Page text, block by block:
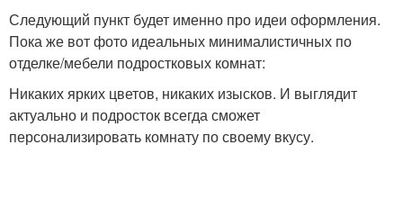
Следующий пункт будет именно про идеи оформления.
Пока же вот фото идеальных минималистичных по
отделке/мебели подростковых комнат:
Никаких ярких цветов, никаких изысков. И выглядит
актуально и подросток всегда сможет
персонализировать комнату по своему вкусу.